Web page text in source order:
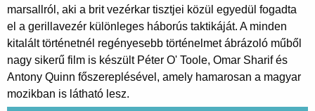
marsallról, aki a brit vezérkar tisztjei közül egyedül fogadta
el a gerillavezér különleges háborús taktikáját. A minden
kitalált történetnél regényesebb történelmet ábrázoló műből
nagy sikerű film is készült Péter O' Toole, Omar Sharif és
Antony Quinn főszereplésével, amely hamarosan a magyar
mozikban is látható lesz.